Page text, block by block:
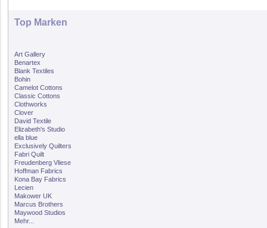
Top Marken
Art Gallery
Benartex
Blank Textiles
Bohin
Camelot Cottons
Classic Cottons
Clothworks
Clover
David Textile
Elizabeth's Studio
ella blue
Exclusively Quilters
Fabri Quilt
Freudenberg Vliese
Hoffman Fabrics
Kona Bay Fabrics
Lecien
Makower UK
Marcus Brothers
Maywood Studios
Mehr...